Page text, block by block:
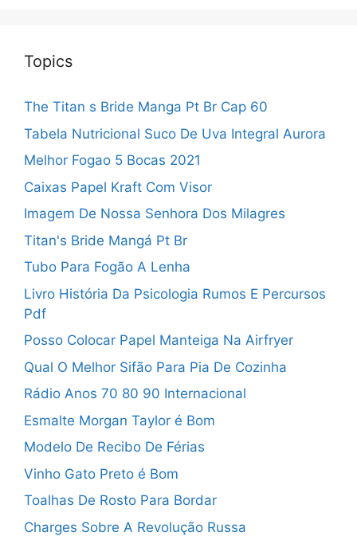
Topics
The Titan s Bride Manga Pt Br Cap 60
Tabela Nutricional Suco De Uva Integral Aurora
Melhor Fogao 5 Bocas 2021
Caixas Papel Kraft Com Visor
Imagem De Nossa Senhora Dos Milagres
Titan's Bride Mangá Pt Br
Tubo Para Fogão A Lenha
Livro História Da Psicologia Rumos E Percursos
Pdf
Posso Colocar Papel Manteiga Na Airfryer
Qual O Melhor Sifão Para Pia De Cozinha
Rádio Anos 70 80 90 Internacional
Esmalte Morgan Taylor é Bom
Modelo De Recibo De Férias
Vinho Gato Preto é Bom
Toalhas De Rosto Para Bordar
Charges Sobre A Revolução Russa